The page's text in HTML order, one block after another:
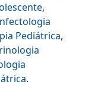
,
Pediátrica,
.